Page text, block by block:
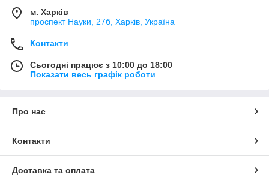
м. Харків
проспект Науки, 27б, Харків, Україна
Контакти
Сьогодні працює з 10:00 до 18:00
Показати весь графік роботи
Про нас
Контакти
Доставка та оплата